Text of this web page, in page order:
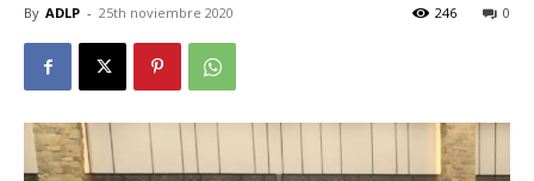
By ADLP - 25th noviembre 2020 0
246